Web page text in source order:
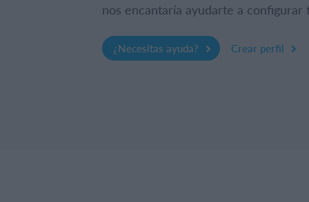
nos encantaría ayudarte a configurar
¿Necesitas ayuda? Crear perfil